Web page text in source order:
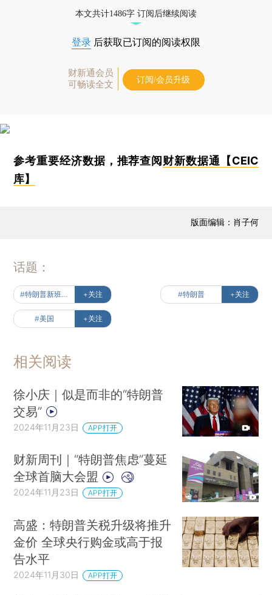
本文共计1486字 订阅后继续阅读
登录 后获取已订阅的阅读权限
财新通会员
可畅读全文
订阅/会员升级
参考重要经济数据，推荐查阅 财新数据通【CEIC
库】
版面编辑：肖子何
话题：
+关注 #特朗普 +关注
#美国 +关注
相关阅读
徐小庆｜似是而非的“特朗普
交易”
2024年11月23日 APP打开
财新周刊｜“特朗普焦虑”蔓延
全球首脑大会盟
2024年11月23日 APP打开
高盛：特朗普关税升级将推升
金价 全球央行购金或高于报
告水平
2024年11月30日 APP打开